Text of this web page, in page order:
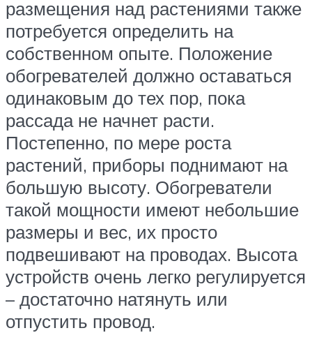
размещения над растениями также
потребуется определить на
собственном опыте. Положение
обогревателей должно оставаться
одинаковым до тех пор, пока
рассада не начнет расти.
Постепенно, по мере роста
растений, приборы поднимают на
большую высоту. Обогреватели
такой мощности имеют небольшие
размеры и вес, их просто
подвешивают на проводах. Высота
устройств очень легко регулируется
– достаточно натянуть или
отпустить провод.